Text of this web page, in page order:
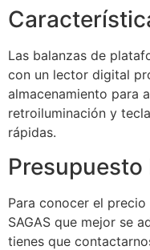
Las balanzas de
con un lector digital
almacenamiento para
retroiluminación y
rápidas.
Para conocer el
SAGAS que mejor se
tienes que